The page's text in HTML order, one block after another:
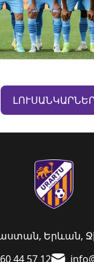
44 57 12
Երևան,